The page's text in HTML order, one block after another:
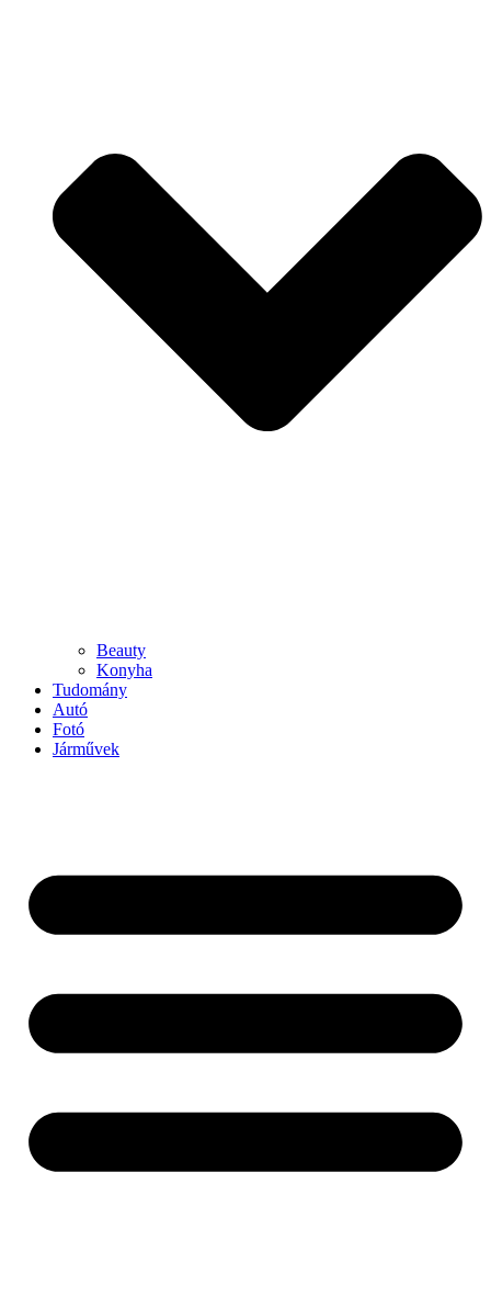
Beauty
Konyha
Tudomány
Autó
Fotó
Járművek